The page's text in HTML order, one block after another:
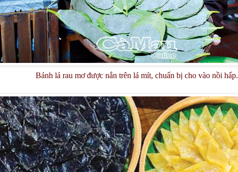
Bánh lá rau mơ được nắn trên lá mít, chuẩn bị cho vào nồi hấp.